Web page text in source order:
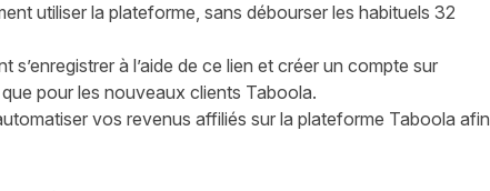
utiliser la plateforme, sans débourser les habituels 32
à l’aide de ce lien et créer un compte sur
pour les nouveaux clients Taboola.
vos revenus affiliés sur la plateforme Taboola afin